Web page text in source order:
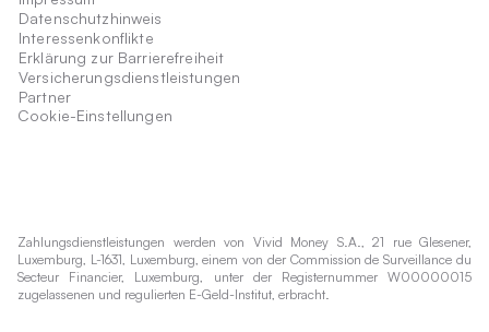
Datenschutzhinweis
Interessenkonflikte
Erklärung zur Barrierefreiheit
Versicherungsdienstleistungen
Partner
Cookie-Einstellungen
Zahlungsdienstleistungen werden von Vivid Money S.A., 21 rue Glesener,
Luxemburg, L-1631, Luxemburg, einem von der Commission de Surveillance du
Secteur Financier, Luxemburg, unter der Registernummer W00000015
zugelassenen und regulierten E-Geld-Institut, erbracht.